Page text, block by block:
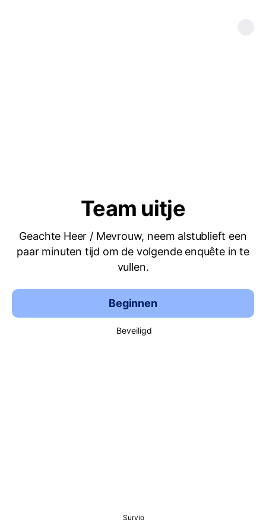
Team uitje
Geachte Heer / Mevrouw, neem alstublieft een
paar minuten tijd om de volgende enquête in te
vullen.
Beginnen
Beveiligd
Survio